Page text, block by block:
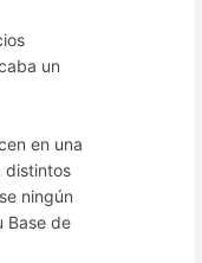
un
en una
distintos
ningún
Base de